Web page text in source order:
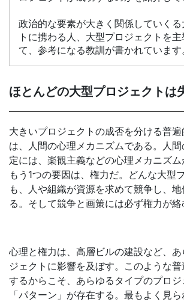
政治的な要素が大きく関係していくる
トに携わる人、大型プロジェクトを
て、参考になる教訓が書かれています
ほとんどの大型プロジェクトは
大きいプロジェクトの成否を分ける普遍
は、人間の心理メカニズムである。人
定には、楽観主義などの心理メカニズム
もう1つの要因は、権力だ。どんな大型
も、人や組織が資源を求めて競争し、
る。そして競争と画策には必ず権力が絡
心理と権力は、高層ビルの建設など、
ジェクトに影響を及ぼす。このような
するからこそ、あらゆるタイプのプロ
「パターン」が存在する。最もよく見